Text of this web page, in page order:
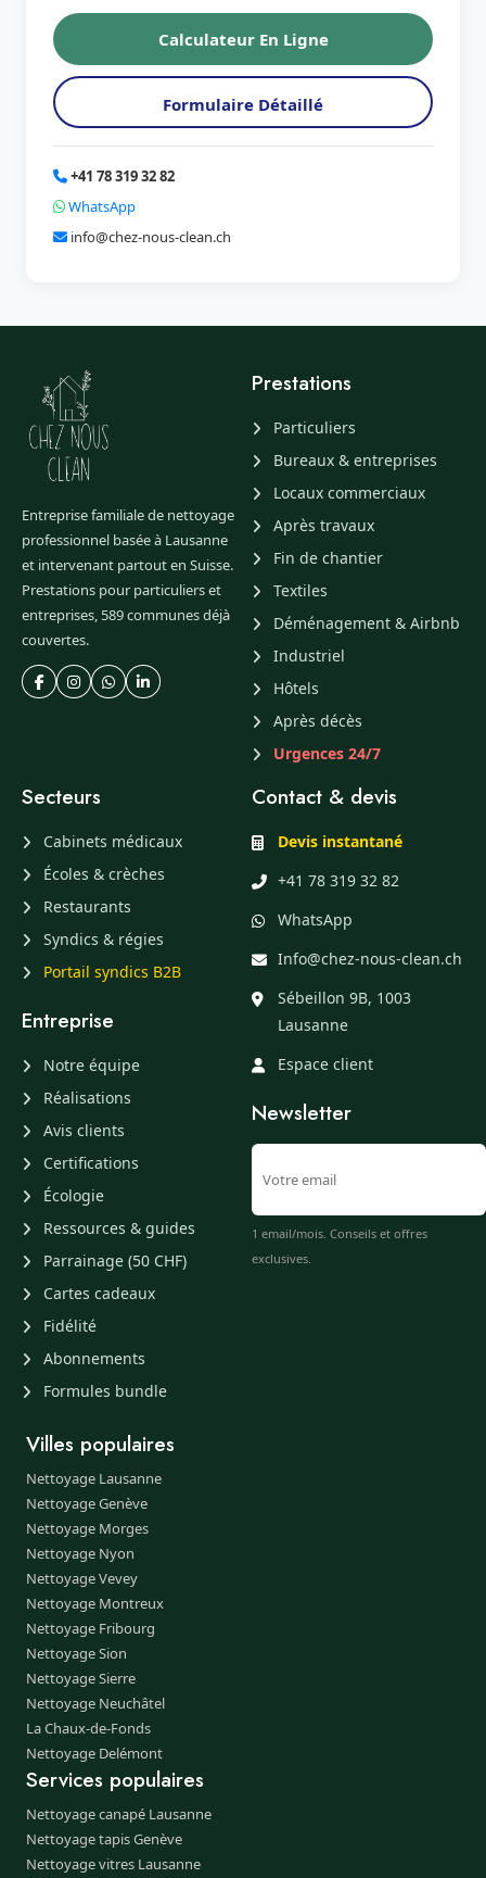
Calculateur En Ligne
Formulaire Détaillé
+41 78 319 32 82
WhatsApp
info@chez-nous-clean.ch
Entreprise familiale de nettoyage
professionnel basée à Lausanne
et intervenant partout en Suisse.
Prestations pour particuliers et
entreprises, 589 communes déjà
couvertes.
Prestations
Particuliers
Bureaux & entreprises
Locaux commerciaux
Après travaux
Fin de chantier
Textiles
Déménagement & Airbnb
Industriel
Hôtels
Après décès
Urgences 24/7
Secteurs
Cabinets médicaux
Écoles & crèches
Restaurants
Syndics & régies
Portail syndics B2B
Entreprise
Notre équipe
Réalisations
Avis clients
Certifications
Écologie
Ressources & guides
Parrainage (50 CHF)
Cartes cadeaux
Fidélité
Abonnements
Formules bundle
Contact & devis
Devis instantané
+41 78 319 32 82
WhatsApp
Info@chez-nous-clean.ch
Sébeillon 9B, 1003
Lausanne
Espace client
Newsletter
1 email/mois. Conseils et offres
exclusives.
Villes populaires
Nettoyage Lausanne
Nettoyage Genève
Nettoyage Morges
Nettoyage Nyon
Nettoyage Vevey
Nettoyage Montreux
Nettoyage Fribourg
Nettoyage Sion
Nettoyage Sierre
Nettoyage Neuchâtel
La Chaux-de-Fonds
Nettoyage Delémont
Services populaires
Nettoyage canapé Lausanne
Nettoyage tapis Genève
Nettoyage vitres Lausanne